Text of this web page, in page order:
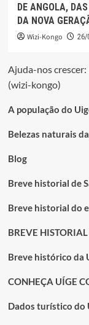
DE ANGOLA,
DA NOVA
Wizi-Kongo 26/
Ajuda-nos
(wizi-kongo)
A população do
Belezas naturais
Blog
Breve historial de
Breve historial do
BREVE
Breve histórico da
CONHEÇA UÍGE
Dados turístico do